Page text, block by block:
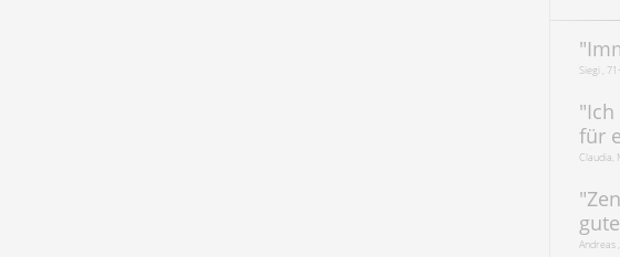
"
Siegi ,
"
für
Claudia,
"
Andreas